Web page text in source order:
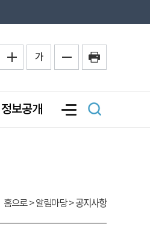
가
정보공개
홈으로> 알림마당 >공지사항